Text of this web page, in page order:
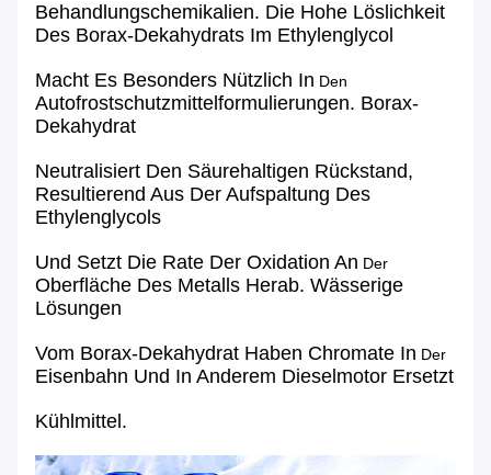
Behandlungschemikalien. Die Hohe Löslichkeit
Des Borax-Dekahydrats Im Ethylenglycol
Macht Es Besonders Nützlich In Den
Autofrostschutzmittelformulierungen. Borax-
Dekahydrat
Neutralisiert Den Säurehaltigen Rückstand,
Resultierend Aus Der Aufspaltung Des
Ethylenglycols
Und Setzt Die Rate Der Oxidation An Der
Oberfläche Des Metalls Herab. Wässerige
Lösungen
Vom Borax-Dekahydrat Haben Chromate In Der
Eisenbahn Und In Anderem Dieselmotor Ersetzt
Kühlmittel.